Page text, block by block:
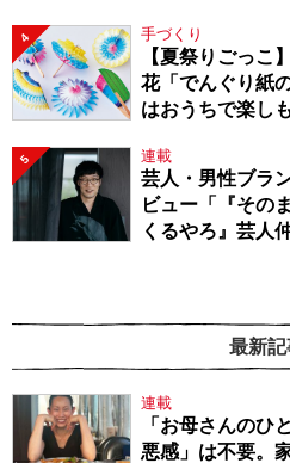
4 手づくり
【夏祭りごっこ
花「でんぐり紙
はおうちで楽し
5 連載
芸人・男性ブラ
ビュー「『その
くるやろ』芸人
最新記
連載
「お母さんのひ
悪感」は不要。